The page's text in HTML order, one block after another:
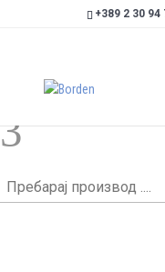
+389 2 30 94
3
Пребарај
производ